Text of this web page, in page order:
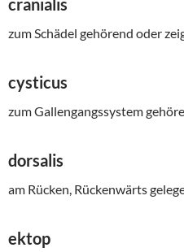
cranialis
zum Schädel gehörend oder
cysticus
zum Gallengangssystem
dorsalis
am Rücken, Rückenwärts
ektop